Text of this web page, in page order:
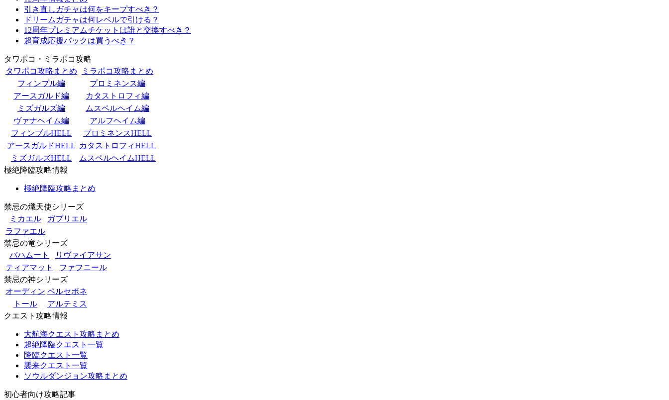
引き直しガチャは何をキープすべき？
ドリームガチャは何レベルで引ける？
12周年プレミアムチケットは誰と交換すべき？
超育成応援パックは買うべき？
タワポコ・ミラポコ攻略
タワポコ攻略まとめ
ミラポコ攻略まとめ
フィンブル編
プロミネンス編
アースガルド編
カタストロフィ編
ミズガルズ編
ムスペルヘイム編
ヴァナヘイム編
アルフヘイム編
フィンブルHELL
プロミネンスHELL
アースガルドHELL カタストロフィHELL
ミズガルズHELL
ムスペルヘイムHELL
極絶降臨攻略情報
極絶降臨攻略まとめ
禁忌の熾天使シリーズ
ミカエル
ガブリエル
ラファエル
禁忌の竜シリーズ
バハムート
リヴァイアサン
ティアマット
ファフニール
禁忌の神シリーズ
オーディン ペルセポネ
トール
アルテミス
クエスト攻略情報
大航海クエスト攻略まとめ
超絶降臨クエスト一覧
降臨クエスト一覧
襲来クエスト一覧
ソウルダンジョン攻略まとめ
初心者向け攻略記事